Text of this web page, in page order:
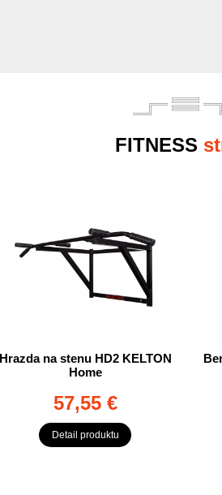
FITNESS
Hrazda na stenu HD2 KELTON
Home
57,55 €
Detail produktu